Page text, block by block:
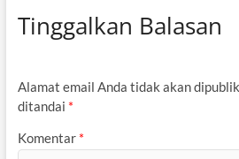
Tinggalkan Balasan
Alamat email Anda tidak akan
ditandai *
Komentar *